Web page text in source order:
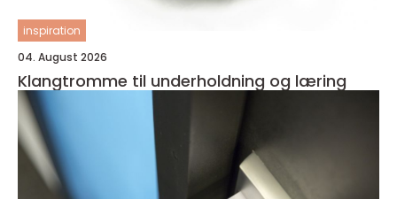
inspiration
04. August 2026
Klangtromme til underholdning og læring